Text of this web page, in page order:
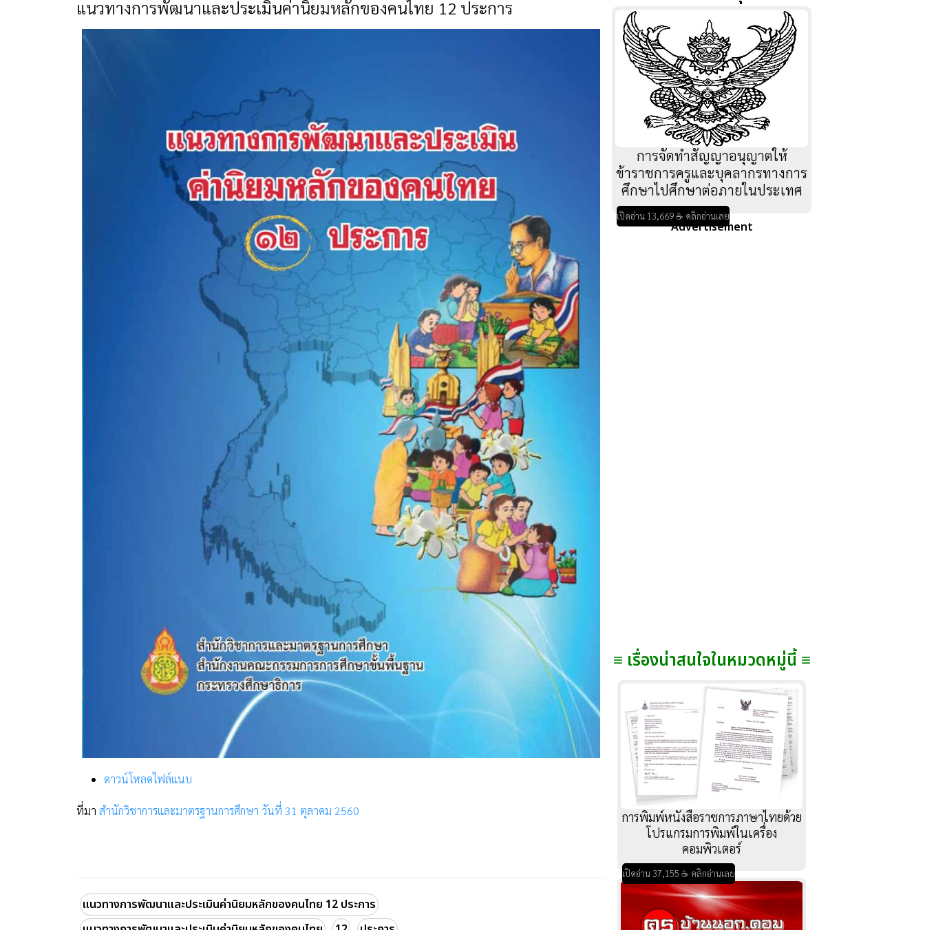
แนวทางการพัฒนาและประเมินค่านิยมหลักของคนไทย 12 ประการ
ดาวน์โหลดไฟล์แนบ
ที่มา สำนักวิชาการและมาตรฐานการศึกษา วันที่ 31 ตุลาคม 2560
แนวทางการพัฒนาและประเมินค่านิยมหลักของคนไทย 12 ประการ
การจัดทำสัญญาอนุญาตให้
ข้าราชการครูและบุคลากรทางการ
ศึกษาไปศึกษาต่อภายในประเทศ
เปิดอ่าน 13,669 ☕ คลิกอ่านเลย
Advertisement
≡ เรื่องน่าสนใจในหมวดหมู่นี้ ≡
การพิมพ์หนังสือราชการภาษาไทยด้วย
โปรแกรมการพิมพ์ในเครื่อง
คอมพิวเตอร์
เปิดอ่าน 37,155 ☕ คลิกอ่านเลย